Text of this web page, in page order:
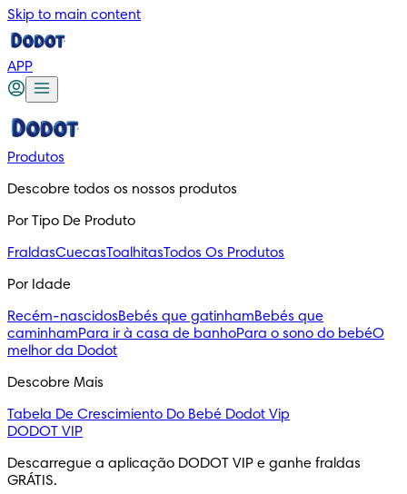
Skip to main content
APP
Produtos
Descobre todos os nossos produtos
Por Tipo De Produto
FraldasCuecasToalhitasTodos Os Produtos
Por Idade
Recém-nascidosBebés que gatinhamBebés que
caminhamPara ir à casa de banhoPara o sono do bebéO
melhor da Dodot
Descobre Mais
Tabela De Crescimiento Do Bebé Dodot Vip
DODOT VIP
Descarregue a aplicação DODOT VIP e ganhe fraldas
GRÁTIS.